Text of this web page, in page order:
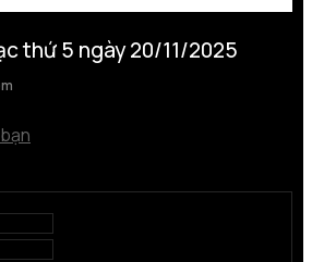
thứ 5 ngày 20/11/2025